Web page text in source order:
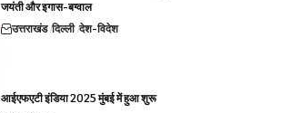
जयंती और इगास-बग्वाल
उत्तराखंड दिल्ली देश-विदेश
आईएफएटी इंडिया 2025 मुंबई में हुआ शुरू